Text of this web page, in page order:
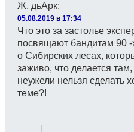
Ж. дьАрк:
05.08.2019 в 17:34
Что это за застолье
посвящают бандитам 90 -
о Сибирских лесах,
заживо, что делается
неужели нельзя сделать
теме?!